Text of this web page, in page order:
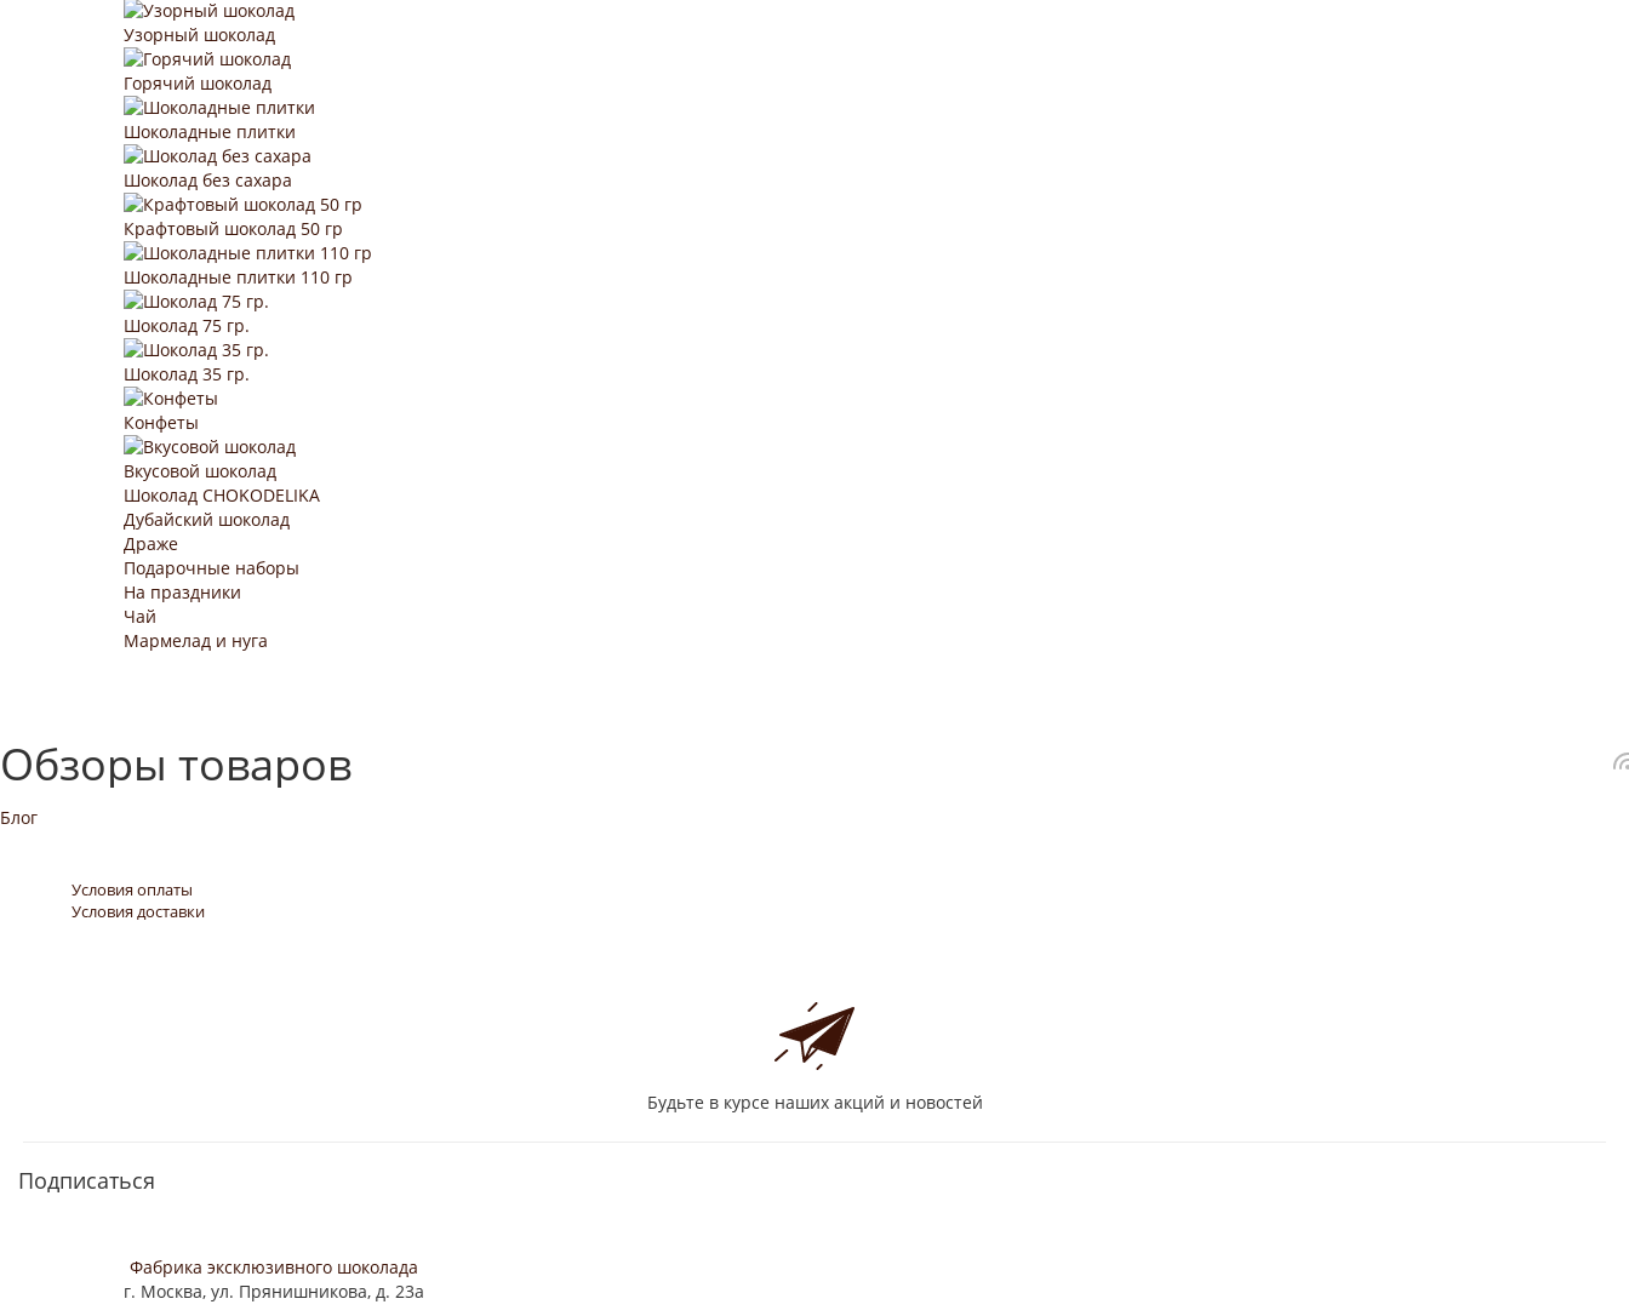
Узорный шоколад
Горячий шоколад
Шоколадные плитки
Шоколад без сахара
Крафтовый шоколад 50 гр
Шоколадные плитки 110 гр
Шоколад 75 гр.
Шоколад 35 гр.
Конфеты
Вкусовой шоколад
Шоколад CHOKODELIKA
Дубайский шоколад
Драже
Подарочные наборы
На праздники
Чай
Мармелад и нуга
Обзоры товаров
Блог
Условия оплаты
Условия доставки
Будьте в курсе наших акций и новостей
Подписаться
Фабрика эксклюзивного шоколада
г. Москва, ул. Прянишникова, д. 23а